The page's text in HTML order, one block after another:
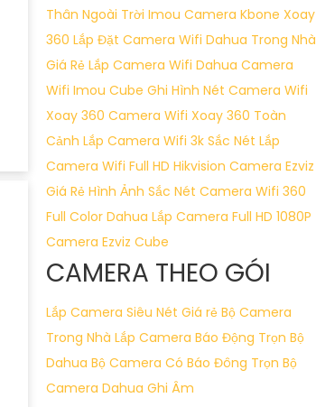
Thân Ngoài Trời Imou Camera Kbone Xoay
360 Lắp Đặt Camera Wifi Dahua Trong Nhà
Giá Rẻ Lắp Camera Wifi Dahua Camera
Wifi Imou Cube Ghi Hình Nét Camera Wifi
Xoay 360 Camera Wifi Xoay 360 Toàn
Cảnh Lắp Camera Wifi 3k Sắc Nét Lắp
Camera Wifi Full HD Hikvision Camera Ezviz
Giá Rẻ Hình Ảnh Sắc Nét Camera Wifi 360
Full Color Dahua Lắp Camera Full HD 1080P
Camera Ezviz Cube
CAMERA THEO GÓI
Lắp Camera Siêu Nét Giá rẻ Bộ Camera
Trong Nhà Lắp Camera Báo Động Trọn Bộ
Dahua Bộ Camera Có Báo Đông Trọn Bộ
Camera Dahua Ghi Âm